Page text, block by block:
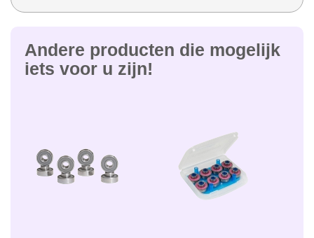
Andere producten die mogelijk
iets voor u zijn!